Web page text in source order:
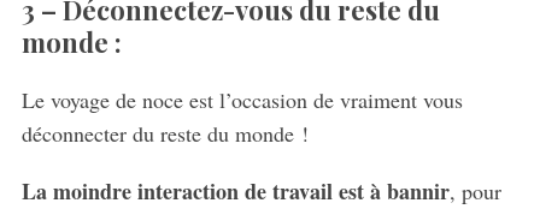
3 – Déconnectez-vous du reste du
monde :
Le voyage de noce est l’occasion de vraiment vous
déconnecter du reste du monde !
La moindre interaction de travail est à bannir, pour